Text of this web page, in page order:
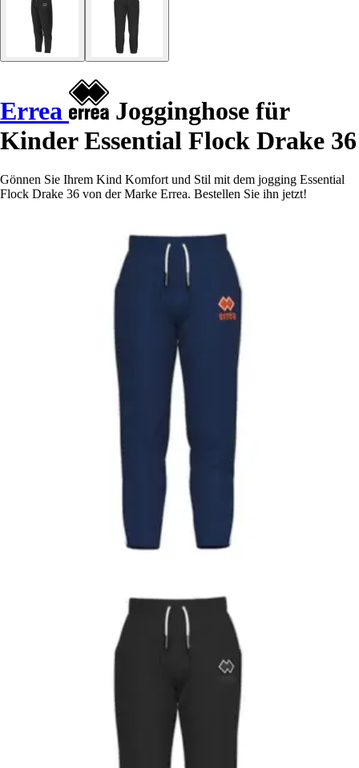
Errea
Jogginghose für
Kinder Essential Flock Drake 36
Gönnen Sie Ihrem Kind Komfort und Stil mit dem jogging Essential
Flock Drake 36 von der Marke Errea. Bestellen Sie ihn jetzt!